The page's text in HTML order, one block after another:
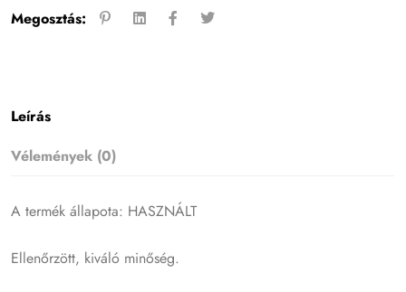
Megosztás:
Leírás
Vélemények (0)
A termék állapota: HASZNÁLT
Ellenőrzött, kiváló minőség.